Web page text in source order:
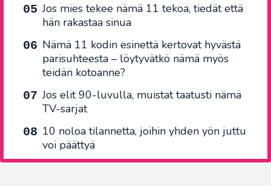
Jos mies tekee nämä 11 tekoa, tiedät että
hän rakastaa sinua
Nämä 11 kodin esinettä kertovat hyvästä
parisuhteesta – löytyvätkö nämä myös
teidän kotoanne?
Jos elit 90-luvulla, muistat taatusti nämä
TV-sarjat
10 noloa tilannetta, joihin yhden yön juttu
voi päättyä